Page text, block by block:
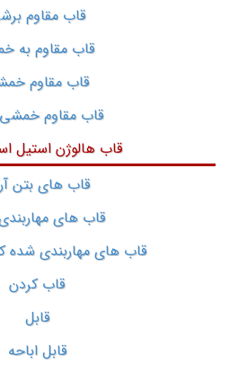
قاب مقاوم
قاب مقاوم به
قاب مقاوم
قاب مقاوم خمشی
قاب هالوژن استیل
قاب های بتن
قاب های
قاب های مهاربندی شده
قاب کردن
قابل
قابل اباحه